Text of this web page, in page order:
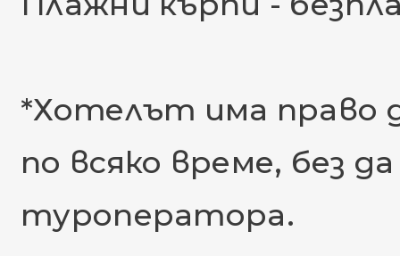
*Хотелът има право
по всяко време, без
туроператора.